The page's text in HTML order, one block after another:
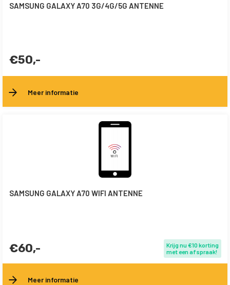
SAMSUNG GALAXY A70 3G/4G/5G ANTENNE
€50,-
Meer informatie
SAMSUNG GALAXY A70 WIFI ANTENNE
€60,-
Krijg nu €10 korting
met een afspraak!
Meer informatie